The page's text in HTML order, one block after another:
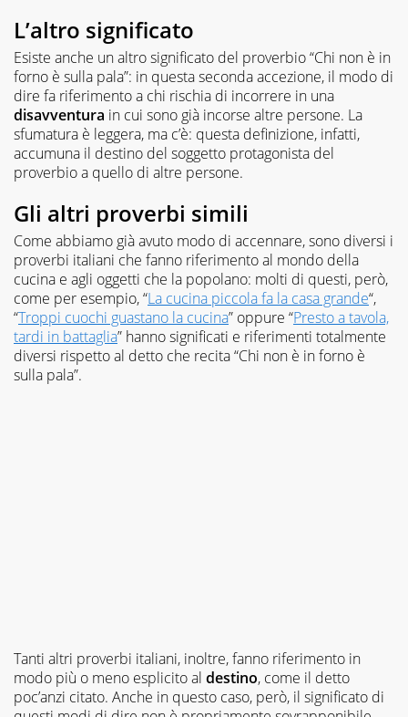
L’altro significato
Esiste anche un altro significato del proverbio “Chi non è in
forno è sulla pala”: in questa seconda accezione, il modo di
dire fa riferimento a chi rischia di incorrere in una
disavventura in cui sono già incorse altre persone. La
sfumatura è leggera, ma c’è: questa definizione, infatti,
accumuna il destino del soggetto protagonista del
proverbio a quello di altre persone.
Gli altri proverbi simili
Come abbiamo già avuto modo di accennare, sono diversi i
proverbi italiani che fanno riferimento al mondo della
cucina e agli oggetti che la popolano: molti di questi, però,
come per esempio, “La cucina piccola fa la casa grande“,
“Troppi cuochi guastano la cucina” oppure “Presto a tavola,
tardi in battaglia” hanno significati e riferimenti totalmente
diversi rispetto al detto che recita “Chi non è in forno è
sulla pala”.
Tanti altri proverbi italiani, inoltre, fanno riferimento in
modo più o meno esplicito al destino, come il detto
poc’anzi citato. Anche in questo caso, però, il significato di